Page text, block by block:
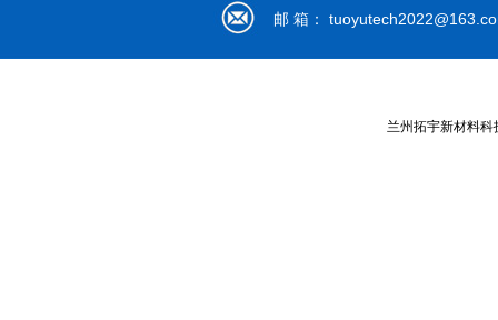
邮 箱：
兰州拓宇新材料科